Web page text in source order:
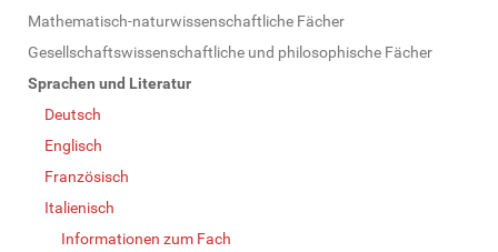
Mathematisch-naturwissenschaftliche Fächer
Gesellschaftswissenschaftliche und philosophische Fächer
Sprachen und Literatur
Deutsch
Englisch
Französisch
Italienisch
Informationen zum Fach